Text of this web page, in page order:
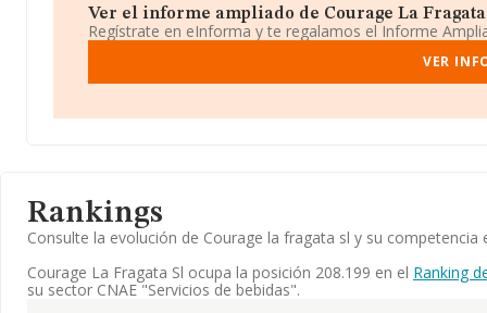
Ver el informe ampliado de Courage La Fragata
Regístrate en eInforma y te regalamos el Informe
VER
Rankings
Consulte la evolución de Courage la fragata sl y su competencia
Courage La Fragata Sl ocupa la posición 208.199 en el Ranking
su sector CNAE "Servicios de bebidas".